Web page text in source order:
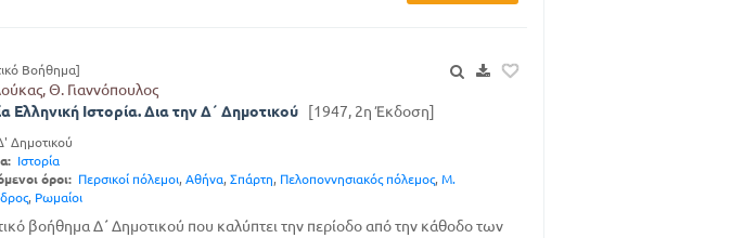
Βοήθημα]
Θ. Γιαννόπουλος
Ελληνική Ιστορία. Δια την Δ΄ Δημοτικού
[1947, 2η Έκδοση]
Δημοτικού
Ιστορία
όροι: Περσικοί πόλεμοι, Αθήνα, Σπάρτη, Πελοποννησιακός πόλεμος, Μ.
, Ρωμαίοι
βοήθημα Δ΄ Δημοτικού που καλύπτει την περίοδο από την κάθοδο των